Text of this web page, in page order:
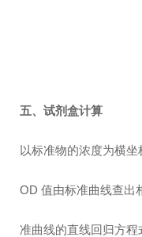
五、试剂盒计算
以标准物的浓度为横
OD 值由标准曲线查出
准曲线的直线回归方程